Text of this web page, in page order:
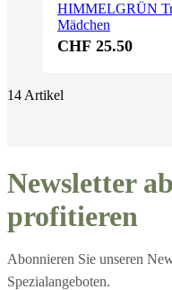
HIMMELGRÜN
Mädchen
CHF 25.50
14Artikel
Newsletter
profitieren
Abonnieren Sie unseren
Spezialangeboten.